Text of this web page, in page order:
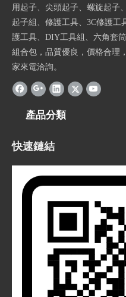
用起子、尖頭起子、螺旋起子
起子組、修護工具、3C修護工
護工具、DIY工具組、六角套
組合包，品質優良，價格合理
家來電洽詢。
產品分類
快速鏈結